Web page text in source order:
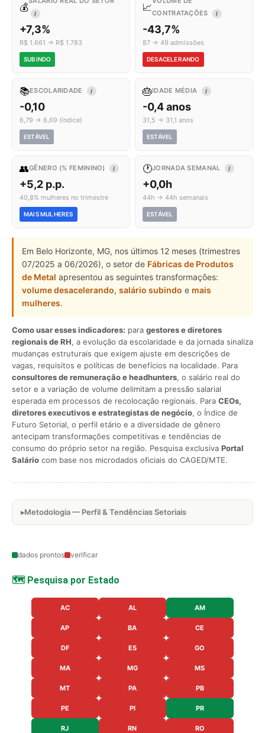
💰
I
+7,3%
R$ 1.661 → R$ 1.783
SUBINDO
📈CONTRATAÇÕES
I
-43,7%
87 → 49 admissões
DESACELERANDO
📚ESCOLARIDADE I
-0,10
6,79 → 6,69 (índice)
ESTÁVEL
🎂IDADE MÉDIA I
-0,4 anos
31,5 → 31,1 anos
ESTÁVEL
👥GÊNERO (% FEMININO) I
+5,2 p.p.
40,8% mulheres no trimestre
MAIS MULHERES
🕐JORNADA SEMANAL I
+0,0h
44h → 44h semanais
ESTÁVEL
Em Belo Horizonte, MG, nos últimos 12 meses (trimestres
07/2025 a 06/2026), o setor de Fábricas de Produtos
de Metal apresentou as seguintes transformações:
volume desacelerando, salário subindo e mais
mulheres.
Como usar esses indicadores: para gestores e diretores
regionais de RH, a evolução da escolaridade e da jornada sinaliza
mudanças estruturais que exigem ajuste em descrições de
vagas, requisitos e políticas de benefícios na localidade. Para
consultores de remuneração e headhunters, o salário real do
setor e a variação de volume delimitam a pressão salarial
esperada em processos de recolocação regionais. Para CEOs,
diretores executivos e estrategistas de negócio, o Índice de
Futuro Setorial, o perfil etário e a diversidade de gênero
antecipam transformações competitivas e tendências de
consumo do próprio setor na região. Pesquisa exclusiva Portal
Salário com base nos microdados oficiais do CAGED/MTE.
Metodologia — Perfil & Tendências Setoriais
dados prontos verificar
🗺️ Pesquisa por Estado
AC AL AM
AP BA CE
DF ES GO
MA MG MS
MT PA PB
PE PI PR
RJ RN RO